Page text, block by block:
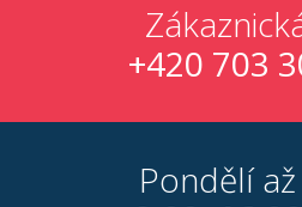
+420 703
Pondělí